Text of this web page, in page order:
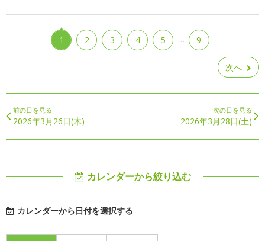
1 2 3 4 5 … 9
次へ
前の日を見る
2026年3月26日(木)
次の日を見る
2026年3月28日(土)
カレンダーから絞り込む
カレンダーから日付を選択する